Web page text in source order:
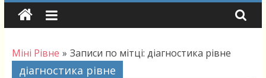
Skip
Міні Рівне » Записи по мітці: діагностика рівне
діагностика рівне